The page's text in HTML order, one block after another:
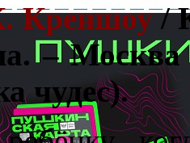
Креншоу/
–
чудес).